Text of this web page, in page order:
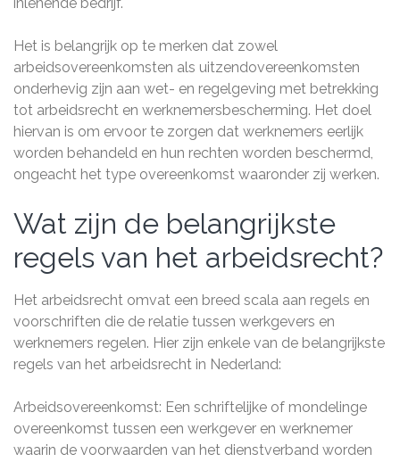
Het is belangrijk op te merken dat zowel
arbeidsovereenkomsten als uitzendovereenkomsten
onderhevig zijn aan wet- en regelgeving met betrekking
tot arbeidsrecht en werknemersbescherming. Het doel
hiervan is om ervoor te zorgen dat werknemers eerlijk
worden behandeld en hun rechten worden beschermd,
ongeacht het type overeenkomst waaronder zij werken.
Wat zijn de belangrijkste
regels van het arbeidsrecht?
Het arbeidsrecht omvat een breed scala aan regels en
voorschriften die de relatie tussen werkgevers en
werknemers regelen. Hier zijn enkele van de belangrijkste
regels van het arbeidsrecht in Nederland:
Arbeidsovereenkomst: Een schriftelijke of mondelinge
overeenkomst tussen een werkgever en werknemer
waarin de voorwaarden van het dienstverband worden